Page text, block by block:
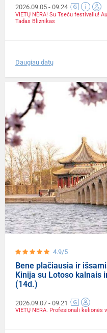
2026.09.05 - 09.24
VIETŲ NĖRA! Su Tseču festivaliu!
Tadas Bliznikas
Daugiau datų
4.9/5
Bene plačiausia ir
Kinija su Lotoso kalnais
(14d.)
2026.09.07 - 09.21
VIETŲ NĖRA. Profesionali kelionės